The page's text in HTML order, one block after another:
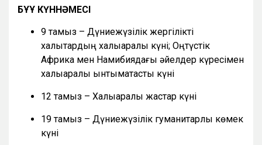
БҰҰ КҮННӘМЕСІ
9 тамыз – Дүниежүзілік жергілікті
халықтардың халықаралық күні; Оңтүстік
Африка мен Намибиядағы әйелдер күресімен
халықаралық ынтымақтастық күні
12 тамыз – Халықаралық жастар күні
19 тамыз – Дүниежүзілік гуманитарлық көмек
күні